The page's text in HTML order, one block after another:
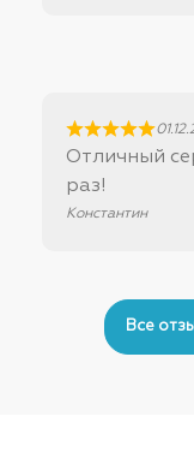
Отличный
раз!
Константин
Все